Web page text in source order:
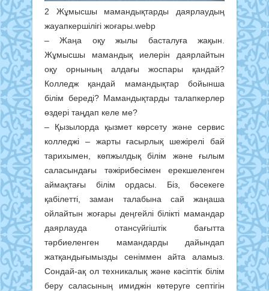
2 Жұмысшы мамандықтарды даярлаудың
жауапкершілігі жоғары.webp
– Жаңа оқу жылы басталуға жақын.
Жұмысшы мамандық иелерін даярлайтын
оқу орнының алдағы жоспары қандай?
Колледж қандай мамандықтар бойынша
білім береді? Мамандықтарды талапкерлер
өздері таңдап келе ме?
– Қызылорда қызмет көрсету және сервис
колледжі – жарты ғасырлық шежірелі бай
тарихымен, көпжылдық білім және ғылым
саласындағы тәжірибесімен ерекшеленген
аймақтағы білім ордасы. Біз, бәсекеге
қабілетті, заман талабына сай жаңаша
ойлайтын жоғары деңгейлі білікті мамандар
даярлауда отансүйгіштік бағытта
тәрбиеленген мамандарды дайындап
жатқандығымызды сеніммен айта аламыз.
Сондай-ақ ол техникалық және кәсіптік білім
беру саласының имиджін көтеруге септігін